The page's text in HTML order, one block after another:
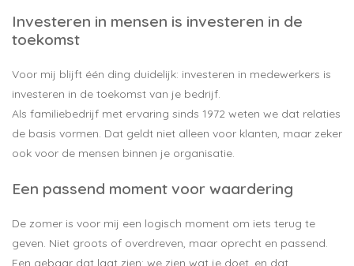
Investeren in mensen is investeren in de
toekomst
Voor mij blijft één ding duidelijk: investeren in medewerkers is
investeren in de toekomst van je bedrijf.
Als familiebedrijf met ervaring sinds 1972 weten we dat relaties
de basis vormen. Dat geldt niet alleen voor klanten, maar zeker
ook voor de mensen binnen je organisatie.
Een passend moment voor waardering
De zomer is voor mij een logisch moment om iets terug te
geven. Niet groots of overdreven, maar oprecht en passend.
Een gebaar dat laat zien: we zien wat je doet, en dat